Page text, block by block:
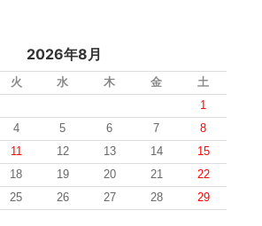
2026年8月
火 水 木 金
土
1
4 5 6 7
8
11 12 13 14
15
18 19 20 21
22
25 26 27 28
29